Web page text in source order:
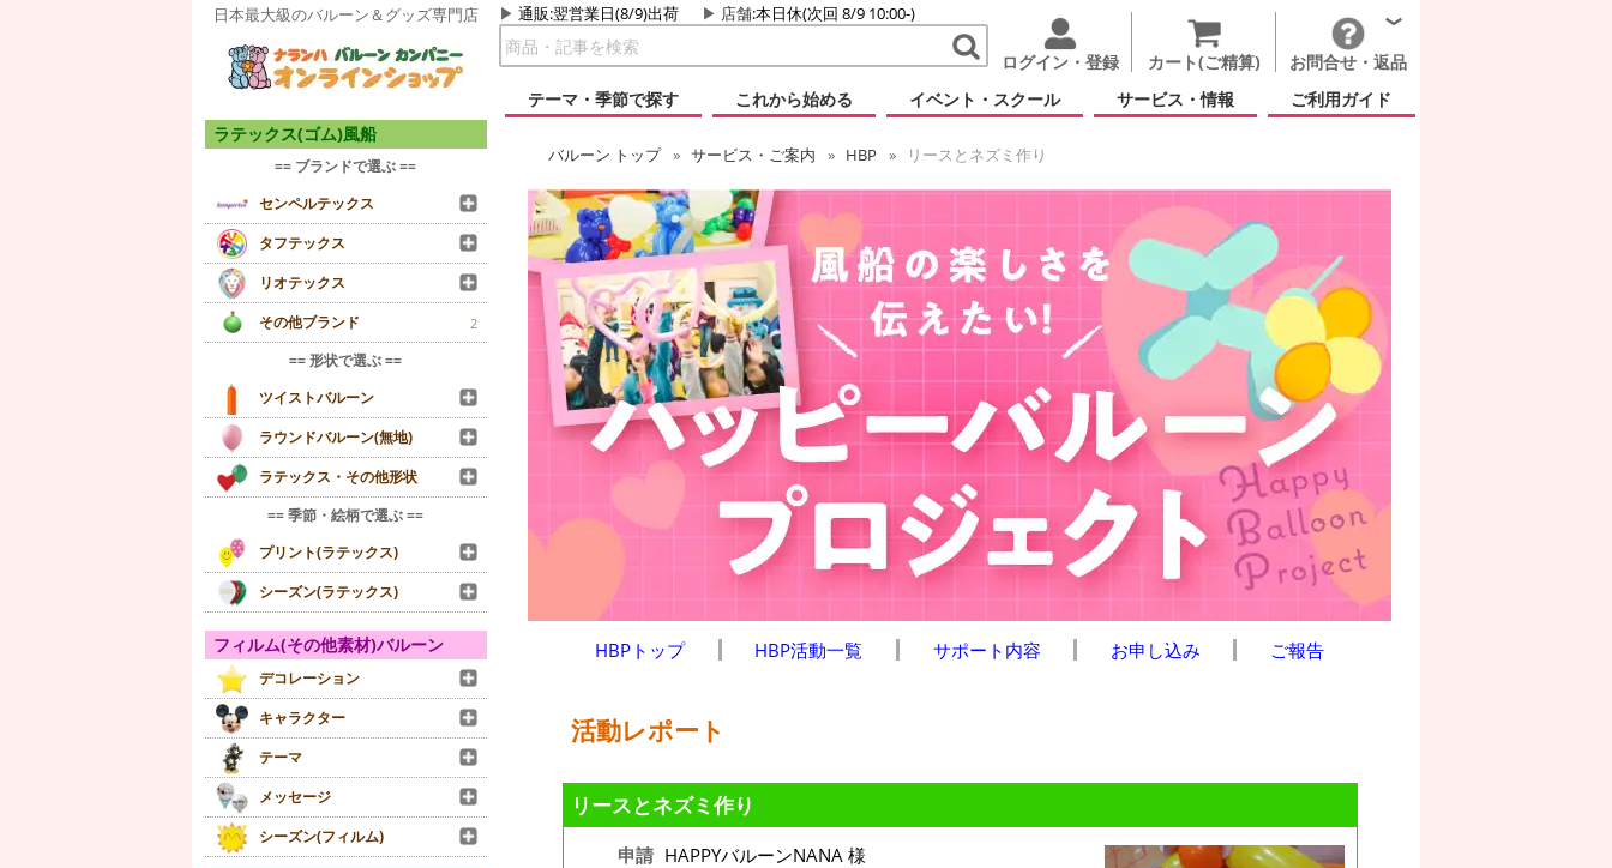
日本最大級のバルーン＆グッズ専門店 通販:翌営業日(8/9)出荷 店舗:本日休(次回 8/9 10:00-)
ログイン・登録 カート(ご精算)
お問合せ・返品
テーマ・季節で探す
これから始める イベント・スクール サービス・情報 ご利用ガイド
ラテックス(ゴム)風船
== ブランドで選ぶ ==
センペルテックス
タフテックス
リオテックス
その他ブランド
2
== 形状で選ぶ ==
ツイストバルーン
ラウンドバルーン(無地)
ラテックス・その他形状
== 季節・絵柄で選ぶ ==
プリント(ラテックス)
シーズン(ラテックス)
フィルム(その他素材)バルーン
デコレーション
キャラクター
テーマ
メッセージ
シーズン(フィルム)
バルーン トップ サービス・ご案内 HBP リースとネズミ作り
HBPトップ HBP活動一覧 サポート内容 お申し込み ご報告
活動レポート
リースとネズミ作り
申請 HAPPYバルーンNANA 様